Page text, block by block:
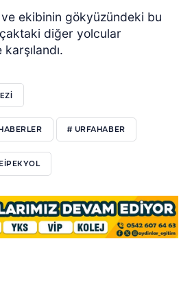
ekibinin gökyüzündeki bu
diğer yolcular
# URFAHABER